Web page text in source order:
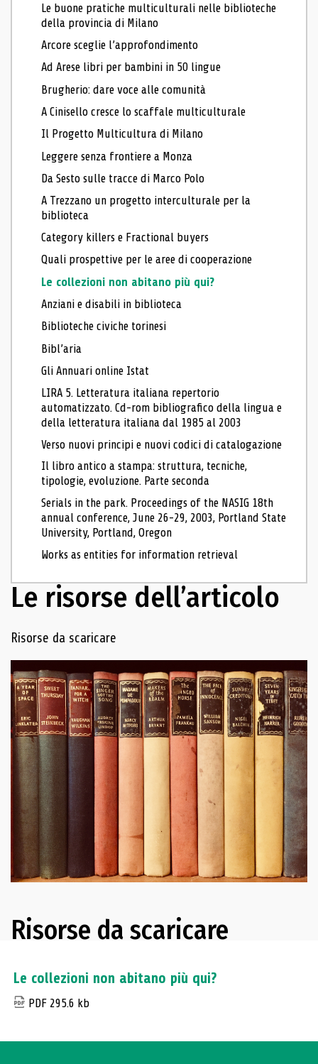
Le buone pratiche multiculturali nelle biblioteche
della provincia di Milano
Arcore sceglie l’approfondimento
Ad Arese libri per bambini in 50 lingue
Brugherio: dare voce alle comunità
A Cinisello cresce lo scaffale multiculturale
Il Progetto Multicultura di Milano
Leggere senza frontiere a Monza
Da Sesto sulle tracce di Marco Polo
A Trezzano un progetto interculturale per la
biblioteca
Category killers e Fractional buyers
Quali prospettive per le aree di cooperazione
Le collezioni non abitano più qui?
Anziani e disabili in biblioteca
Biblioteche civiche torinesi
Bibl’aria
Gli Annuari online Istat
LIRA 5. Letteratura italiana repertorio
automatizzato. Cd-rom bibliografico della lingua e
della letteratura italiana dal 1985 al 2003
Verso nuovi principi e nuovi codici di catalogazione
Il libro antico a stampa: struttura, tecniche,
tipologie, evoluzione. Parte seconda
Serials in the park. Proceedings of the NASIG 18th
annual conference, June 26-29, 2003, Portland State
University, Portland, Oregon
Works as entities for information retrieval
Le risorse dell’articolo
Navigazione delle risorse
Risorse da scaricare
Risorse da scaricare
Le collezioni non abitano più qui?
PDF 295.6 kb